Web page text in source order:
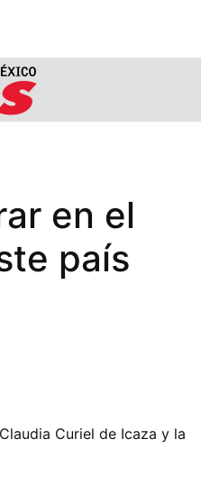
en el
país
Curiel de Icaza y la